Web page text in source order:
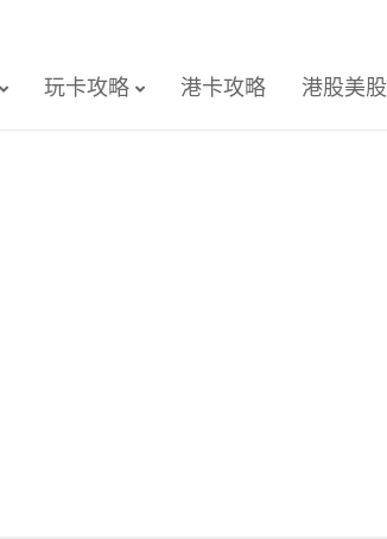
玩卡攻略 港卡攻略 港股美股